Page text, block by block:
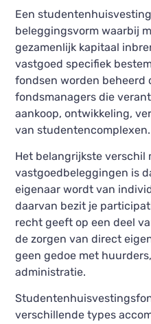
Een
beleggingsvorm waarbij
gezamenlijk kapitaal
vastgoed specifiek
fondsen worden beheerd
fondsmanagers die
aankoop, ontwikkeling,
van studentencomplexen.
Het belangrijkste verschil
vastgoedbeleggingen is
eigenaar wordt van
daarvan bezit je
recht geeft op een deel
de zorgen van direct
geen gedoe met
administratie.
verschillende types